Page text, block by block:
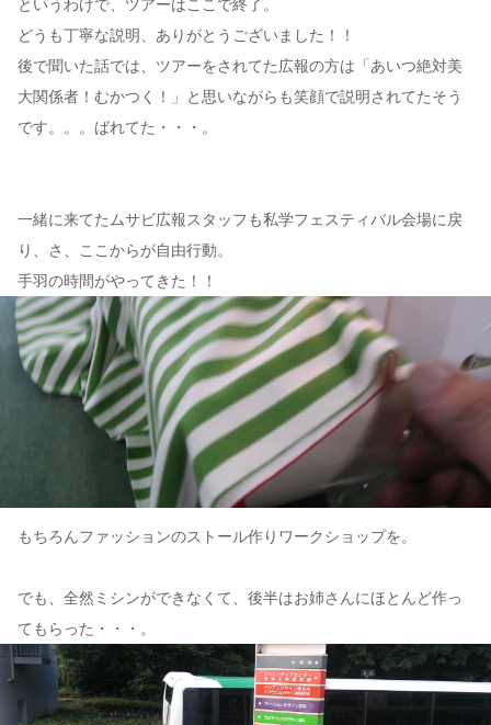
というわけで、ツアーはここで終了。
どうも丁寧な説明、ありがとうございました！！
後で聞いた話では、ツアーをされてた広報の方は「あいつ絶対美
大関係者！むかつく！」と思いながらも笑顔で説明されてたそう
です。。。ばれてた・・・。
一緒に来てたムサビ広報スタッフも私学フェスティバル会場に戻
り、さ、ここからが自由行動。
手羽の時間がやってきた！！
もちろんファッションのストール作りワークショップを。
でも、全然ミシンができなくて、後半はお姉さんにほとんど作っ
てもらった・・・。